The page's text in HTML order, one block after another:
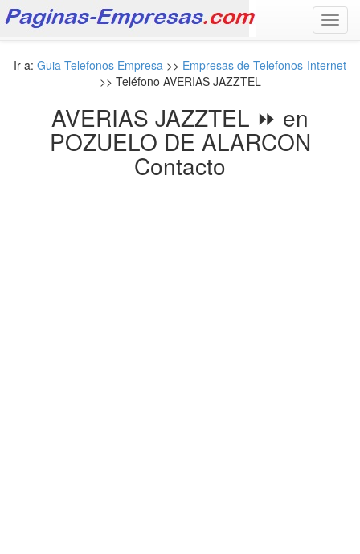
Ir a: Guia Telefonos Empresa >> Empresas de Telefonos-Internet
>> Teléfono AVERIAS JAZZTEL
AVERIAS JAZZTEL ⏩ en
POZUELO DE ALARCON
Contacto